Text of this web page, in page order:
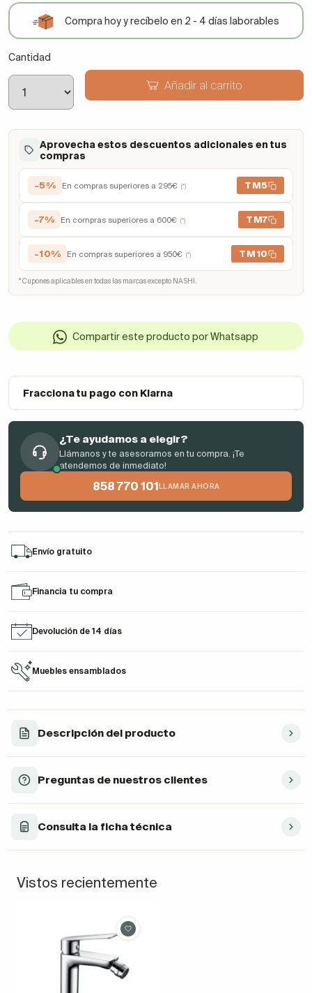
Compra hoy y recíbelo en 2 - 4 días laborables
Cantidad
Añadir al carrito
Aprovecha estos descuentos adicionales en tus
compras
-5% En compras superiores a 295€ (*) TM5
-7% En compras superiores a 600€ (*) TM7
-10% En compras superiores a 950€ (*) TM10
* Cupones aplicables en todas las marcas excepto NASHI.
Compartir este producto por Whatsapp
Fracciona tu pago con Klarna
¿Te ayudamos a elegir?
Llámanos y te asesoramos en tu compra. ¡Te
atendemos de inmediato!
858 770 101 LLAMAR AHORA
Envío gratuito
Financia tu compra
Devolución de 14 días
Muebles ensamblados
Descripción del producto
Preguntas de nuestros clientes
Consulta la ficha técnica
Vistos recientemente